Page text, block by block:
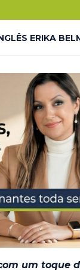
ERIKA
JORNADA DO
um toque